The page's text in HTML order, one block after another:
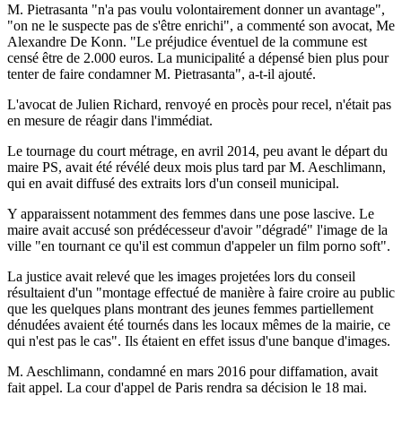
M. Pietrasanta "n'a pas voulu volontairement donner un avantage",
"on ne le suspecte pas de s'être enrichi", a commenté son avocat, Me
Alexandre De Konn. "Le préjudice éventuel de la commune est
censé être de 2.000 euros. La municipalité a dépensé bien plus pour
tenter de faire condamner M. Pietrasanta", a-t-il ajouté.
L'avocat de Julien Richard, renvoyé en procès pour recel, n'était pas
en mesure de réagir dans l'immédiat.
Le tournage du court métrage, en avril 2014, peu avant le départ du
maire PS, avait été révélé deux mois plus tard par M. Aeschlimann,
qui en avait diffusé des extraits lors d'un conseil municipal.
Y apparaissent notamment des femmes dans une pose lascive. Le
maire avait accusé son prédécesseur d'avoir "dégradé" l'image de la
ville "en tournant ce qu'il est commun d'appeler un film porno soft".
La justice avait relevé que les images projetées lors du conseil
résultaient d'un "montage effectué de manière à faire croire au public
que les quelques plans montrant des jeunes femmes partiellement
dénudées avaient été tournés dans les locaux mêmes de la mairie, ce
qui n'est pas le cas". Ils étaient en effet issus d'une banque d'images.
M. Aeschlimann, condamné en mars 2016 pour diffamation, avait
fait appel. La cour d'appel de Paris rendra sa décision le 18 mai.